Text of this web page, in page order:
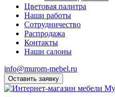
Цветовая палитра
Наши работы
Сотрудничество
Распродажа
Контакты
Наши салоны
info@murom-mebel.ru
Оставить заявку